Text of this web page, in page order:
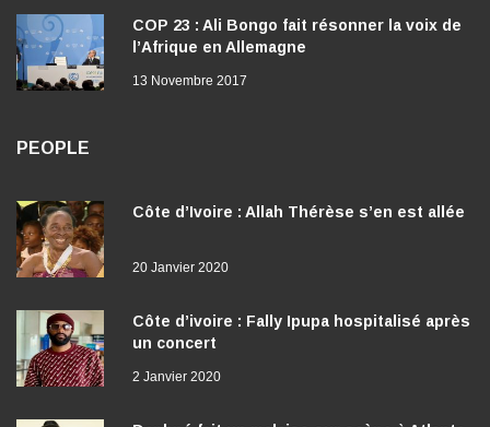
COP 23 : Ali Bongo fait résonner la voix de
l’Afrique en Allemagne
13 Novembre 2017
PEOPLE
Côte d’Ivoire : Allah Thérèse s’en est allée
20 Janvier 2020
Côte d’ivoire : Fally Ipupa hospitalisé après
un concert
2 Janvier 2020